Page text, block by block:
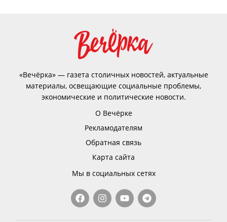
«Вечёрка» — газета столичных новостей, актуальные
материалы, освещающие социальные проблемы,
экономические и политические новости.
О Вечёрке
Рекламодателям
Обратная связь
Карта сайта
Мы в социальных сетях